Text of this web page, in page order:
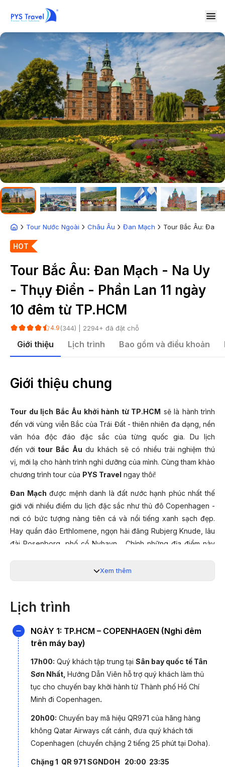
Tour Nước Ngoài Châu Âu Đan Mạch Tour Bắc Âu: Đan
HOT
Tour Bắc Âu: Đan Mạch - Na Uy
- Thụy Điển - Phần Lan 11 ngày
10 đêm từ TP.HCM
4.9 (344) | 2294+ đã đặt chỗ
Giới thiệu Lịch trình Bao gồm và điều khoản
Giới thiệu chung
Tour du lịch Bắc Âu khởi hành từ TP.HCM sẽ là hành trình
đến với vùng viễn Bắc của Trái Đất - thiên nhiên đa dạng, nền
văn hóa độc đáo đặc sắc của từng quốc gia. Du lịch
đến với tour Bắc Âu du khách sẽ có nhiều trải nghiệm thú
vị, mới lạ cho hành trình nghỉ dưỡng của mình. Cùng tham khảo
chương trình tour của PYS Travel ngay thôi!
Đan Mạch được mệnh danh là đất nước hạnh phúc nhất thế
giới với nhiều điểm du lịch đặc sắc như thủ đô Copenhagen -
nơi có bức tượng nàng tiên cá và nổi tiếng xanh sạch đẹp.
Hay quần đảo Erthlomene, ngọn hải đăng Rubjerg Knude, lâu
đài Rosenborg, phố cổ Nyhavn… Chính những địa điểm này
Vị trí địa lý lý cùng đường bờ biển dài mang đến choNauy
nguyên phong phú, đa dạng. Nơi có những vịnh hồ tuyệt đẹp,
cao nguyên hoang sơ hay cánh đồng xanh mướt. Bên cạnh
Xem thêm
Lịch trình
NGÀY 1: TP.HCM – COPENHAGEN (Nghỉ đêm
trên máy bay)
17h00: Quý khách tập trung tại Sân bay quốc tế Tân
Sơn Nhất, Hướng Dẫn Viên hỗ trợ quý khách làm thủ
tục cho chuyến bay khởi hành từ Thành phố Hồ Chí
Minh đi Copenhagen.
20h00: Chuyến bay mã hiệu QR971 của hãng hàng
không Qatar Airways cất cánh, đưa quý khách tới
Copenhagen (chuyển chặng 2 tiếng 25 phút tại Doha).
Chặng 1 QR 971 SGNDOH 20:00 23:35